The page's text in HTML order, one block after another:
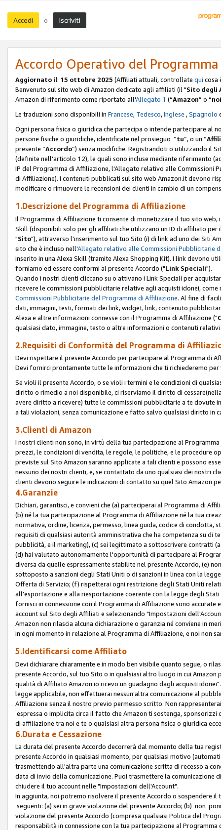
Accedi o Iscriviti
Accordo Operativo del
Aggiornato il: 15 ottobre 2025 (Affiliati attuali, controllate qui cosa
Benvenuto sul sito web di Amazon dedicato agli affiliati (il "Sito degli
Amazon di riferimento come riportato all'Allegato 1 (“Amazon” o “noi
Le traduzioni sono disponibili in Francese, Tedesco,Inglese ,Spagnolo
Ogni persona fisica o giuridica che partecipa o intende partecipare al
persone fisiche o giuridiche, identificate nel prosieguo “tu”, o un “
presente “Accordo”) senza modifiche. Registrandoti o utilizzando il
(definite nell'articolo 12), le quali sono incluse mediante riferimento
IP del Programma di Affiliazione, l'Allegato relativo alle Commissioni
di Affiliazione). I contenuti pubblicati sul sito web Amazon.it devono
modificare o rimuovere le recensioni dei clienti in cambio di un
1.Descrizione del Programma di Affiliazione
Il Programma di Affiliazione ti consente di monetizzare il tuo sito
Skill (disponibili solo per gli affiliati che utilizzano un ID di affiliato per
"Sito"), attraverso l'inserimento sul tuo Sito (i) di link ad uno dei Siti
sito che è incluso nell'Allegato relativo alle Commissioni Pubblicitarie
inserito in una Alexa Skill (tramite Alexa Shopping Kit). I link devono
forniamo ed essere conformi al presente Accordo ("Link Speciali").
Quando i nostri clienti cliccano su o attivano i Link Speciali per
ricevere le commissioni pubblicitarie relative agli acquisti idonei,
Commissioni Pubblicitarie del Programma di Affiliazione. Al fine di
dati, immagini, testi, formati dei link, widget, link, contenuto
Alexa e altre informazioni connesse con il Programma di Affiliazione ("
qualsiasi dato, immagine, testo o altre informazioni o contenuti
2.Requisiti di Conformità del Programma di
Devi rispettare il presente Accordo per partecipare al Programma di
Devi fornirci prontamente tutte le informazioni che ti richiederemo
Se violi il presente Accordo, o se violi i termini e le condizioni di
diritto o rimedio a noi disponibile, ci riserviamo il diritto di
avere diritto a ricevere) tutte le commissioni pubblicitarie a te dovute
a tali violazioni, senza comunicazione e fatto salvo qualsiasi diritto in
3.Clienti di Amazon
I nostri clienti non sono, in virtù della tua partecipazione al
prezzi, le condizioni di vendita, le regole, le politiche, e le procedure
previste sul Sito Amazon saranno applicate a tali clienti e possono
nessuno dei nostri clienti, e, se contattato da uno qualsiasi dei nostri
clienti devono seguire le indicazioni di contatto su quel Sito Amazon
4.Garanzie
Dichiari, garantisci, e convieni che (a) parteciperai al Programma di
(b) né la tua partecipazione al Programma di Affiliazione né la tua
normativa, ordine, licenza, permesso, linea guida, codice di
requisiti di qualsiasi autorità amministrativa che ha competenza su di
pubblicità, e il marketing), (c) sei legittimato a sottoscrivere contratti
(d) hai valutato autonomamente l'opportunità di partecipare al
diversa da quelle espressamente stabilite nel presente Accordo, (e)
sottoposto a sanzioni degli Stati Uniti o di sanzioni in linea con la
Offerta di Servizio; (f) rispetterai ogni restrizione degli Stati Uniti
all’esportazione e alla riesportazione coerente con la legge degli
fornisci in connessione con il Programma di Affiliazione sono
account sul Sito degli Affiliati e selezionando "Impostazioni
Amazon non rilascia alcuna dichiarazione o garanzia né conviene in
in ogni momento in relazione al Programma di Affiliazione, e noi non
5.Identificarsi come Affiliato
Devi dichiarare chiaramente e in modo ben visibile quanto segue, o
presente Accordo, sul tuo Sito o in qualsiasi altro luogo in cui
qualità di Affiliato Amazon io ricevo un guadagno dagli acquisti
legge applicabile, non effettuerai nessun’altra comunicazione al
Affiliazione senza il nostro previo permesso scritto. Non
espressa o implicita circa il fatto che Amazon ti sostenga,
di affiliazione tra noi e te o qualsiasi altra persona fisica o giuridica
6.Durata e Cessazione
La durata del presente Accordo decorrerà dal momento della tua
presente Accordo in qualsiasi momento, per qualsiasi motivo
trasmettendo all'altra parte una comunicazione scritta di recesso a
data di invio della comunicazione. Puoi trasmettere la
chiudere il tuo account nelle "Impostazioni dell'Account".
In aggiunta, noi potremo risolvere il presente Accordo o sospendere
seguenti: (a) sei in grave violazione del presente Accordo; (b) non
violazione del presente Accordo (compresa qualsiasi Politica del
responsabilità in connessione con la tua partecipazione al